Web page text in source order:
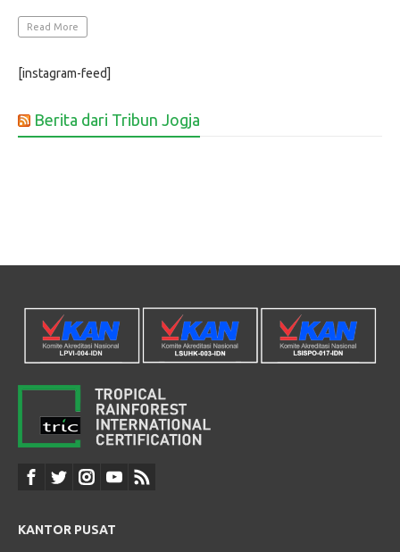
Read More
[instagram-feed]
Berita dari Tribun Jogja
KANTOR PUSAT